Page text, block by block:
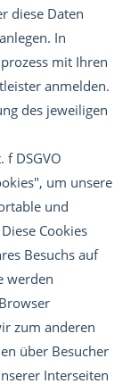
diese Daten
In
mit Ihren
anmelden.
des jeweiligen
DSGVO
um unsere
und
Cookies
Besuchs auf
werden
zum anderen
über Besucher
Interseiten